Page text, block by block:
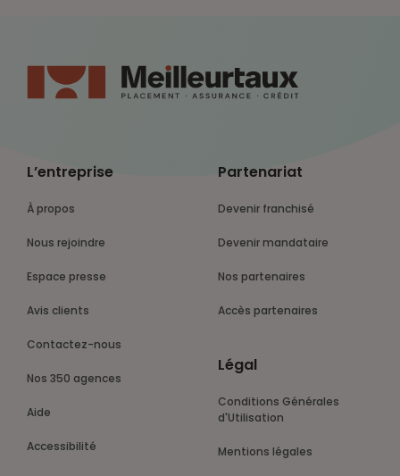
L’entreprise
À propos
Nous rejoindre
Espace presse
Avis clients
Contactez-nous
Nos 350 agences
Aide
Accessibilité
Partenariat
Devenir franchisé
Devenir mandataire
Nos partenaires
Accès partenaires
Légal
Conditions Générales
d'Utilisation
Mentions légales